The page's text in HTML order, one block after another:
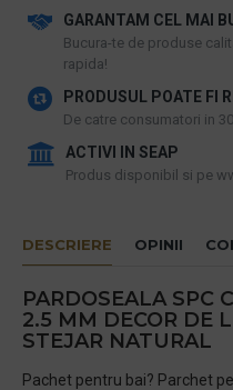
GARANTAM CEL MAI
​Bucura-te de produse
rapida!
PRODUSUL POATE FI
De catre consumatori in
ACTIVI IN SEAP
Produs disponibil si pe
DESCRIERE OPINII
PARDOSEALA SPC
2.5 MM DECOR DE
STEJAR NATURAL
Pachet pentru bai? Parchet